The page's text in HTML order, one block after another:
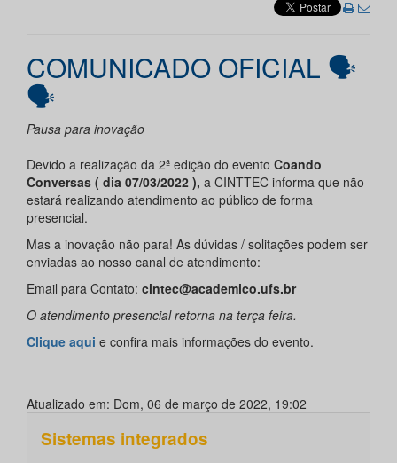
COMUNICADO OFICIAL 🗣
🗣
Pausa para inovação
Devido a realização da 2ª edição do evento Coando
Conversas ( dia 07/03/2022 ), a CINTTEC informa que não
estará realizando atendimento ao público de forma
presencial.
Mas a inovação não para! As dúvidas / solitações podem ser
enviadas ao nosso canal de atendimento:
Email para Contato: cintec@academico.ufs.br
O atendimento presencial retorna na terça feira.
Clique aqui e confira mais informações do evento.
Atualizado em: Dom, 06 de março de 2022, 19:02
Sistemas integrados